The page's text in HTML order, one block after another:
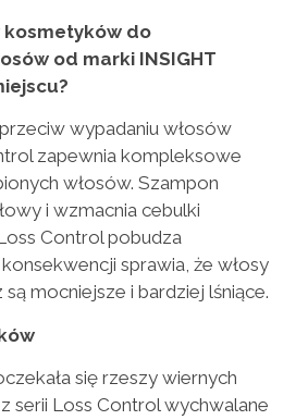
kosmetyków do
od marki INSIGHT
wypadaniu włosów
zapewnia kompleksowe
włosów. Szampon
i wzmacnia cebulki
Control pobudza
sprawia, że włosy
mocniejsze i bardziej lśniące.
się rzeszy wiernych
serii Loss Control wychwalane